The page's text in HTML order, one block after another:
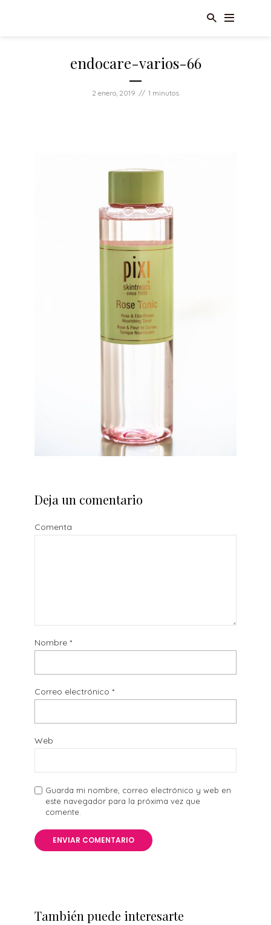
endocare-varios-66
2 enero, 2019 1 minutos
Deja un comentario
Comenta
Nombre *
Correo electrónico *
Web
Guarda mi nombre, correo electrónico y web en
este navegador para la próxima vez que
comente.
También puede interesarte